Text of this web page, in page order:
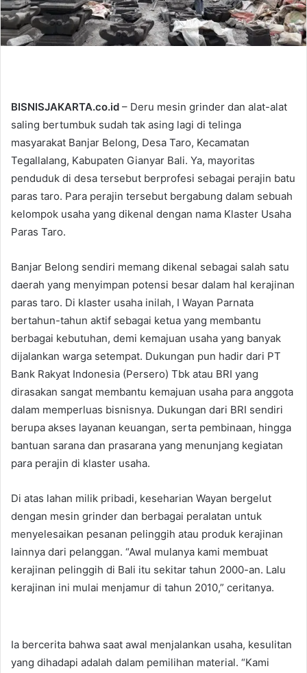
BISNISJAKARTA.co.id – Deru mesin grinder dan alat-alat
saling bertumbuk sudah tak asing lagi di telinga
masyarakat Banjar Belong, Desa Taro, Kecamatan
Tegallalang, Kabupaten Gianyar Bali. Ya, mayoritas
penduduk di desa tersebut berprofesi sebagai perajin batu
paras taro. Para perajin tersebut bergabung dalam sebuah
kelompok usaha yang dikenal dengan nama Klaster Usaha
Paras Taro.
Banjar Belong sendiri memang dikenal sebagai salah satu
daerah yang menyimpan potensi besar dalam hal kerajinan
paras taro. Di klaster usaha inilah, I Wayan Parnata
bertahun-tahun aktif sebagai ketua yang membantu
berbagai kebutuhan, demi kemajuan usaha yang banyak
dijalankan warga setempat. Dukungan pun hadir dari PT
Bank Rakyat Indonesia (Persero) Tbk atau BRI yang
dirasakan sangat membantu kemajuan usaha para anggota
dalam memperluas bisnisnya. Dukungan dari BRI sendiri
berupa akses layanan keuangan, serta pembinaan, hingga
bantuan sarana dan prasarana yang menunjang kegiatan
para perajin di klaster usaha.
Di atas lahan milik pribadi, keseharian Wayan bergelut
dengan mesin grinder dan berbagai peralatan untuk
menyelesaikan pesanan pelinggih atau produk kerajinan
lainnya dari pelanggan. “Awal mulanya kami membuat
kerajinan pelinggih di Bali itu sekitar tahun 2000-an. Lalu
kerajinan ini mulai menjamur di tahun 2010,” ceritanya.
Ia bercerita bahwa saat awal menjalankan usaha, kesulitan
yang dihadapi adalah dalam pemilihan material. “Kami